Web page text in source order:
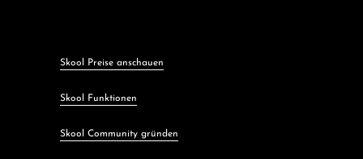
Skool Preise anschauen
Skool Funktionen
Skool Community gründen